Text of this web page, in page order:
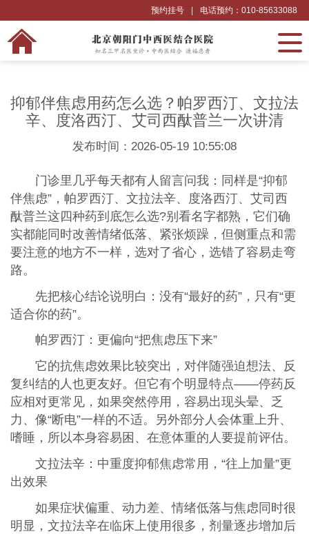
电话预约：010-85633088
预约挂号
抑郁伴焦虑用药怎么选？帕罗西汀、文拉法
辛、度洛西汀、艾司西酞普兰一次讲清
发布时间：2026-05-19 10:55:08
门诊里几乎每天都有人留言问我：同样是“抑郁
伴焦虑”，帕罗西汀、文拉法辛、度洛西汀、艾司西
酞普兰这四种药到底怎么选?别看名字都熟，它们确
实都能同时改善情绪低落、紧张烦躁，但侧重点和需
要注意的地方不一样，选对了省心，选错了容易走弯
路。
先把核心结论说明白：没有“最好的药”，只有“更
适合你的药”。
帕罗西汀：更偏向“把焦虑压下来”
它的抗焦虑效果比较突出，对伴随强迫想法、反
复纠结的人也更友好。但它有个明显特点——停药反
应相对更常见，如果突然停用，容易出现头晕、乏
力、像“断电”一样的不适。另外部分人会体重上升、
嗜睡，所以本身容易困、在意体重的人要提前评估。
文拉法辛：中重度抑郁焦虑常用，“往上加量”更
出效果
如果症状偏重、动力差、情绪低落与焦虑同时很
明显，文拉法辛在临床上使用很多，剂量逐步增加后